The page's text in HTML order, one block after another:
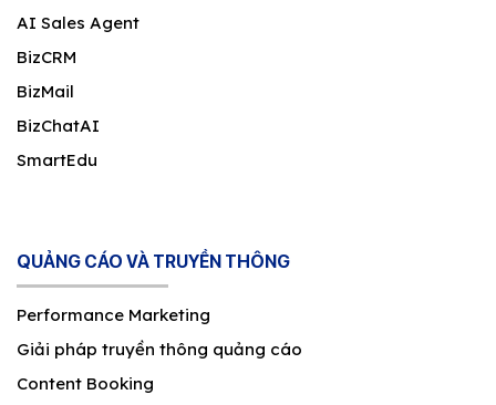
AI Sales Agent
BizCRM
BizMail
BizChatAI
SmartEdu
QUẢNG CÁO VÀ TRUYỀN THÔNG
Performance Marketing
Giải pháp truyền thông quảng cáo
Content Booking